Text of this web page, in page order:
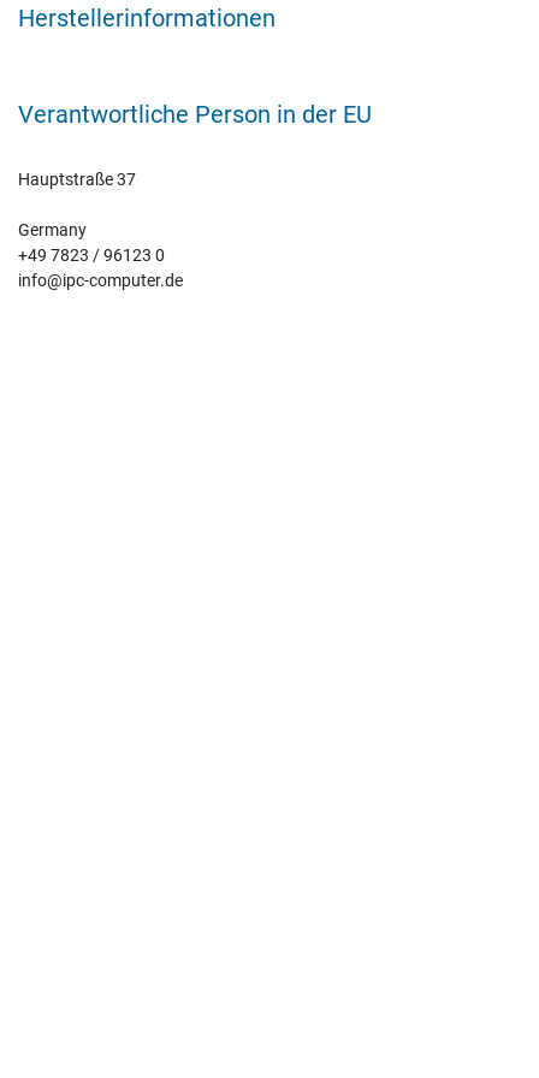
Herstellerinformationen
Verantwortliche Person in der EU
Hauptstraße 37
Germany
+49 7823 / 96123 0
info@ipc-computer.de